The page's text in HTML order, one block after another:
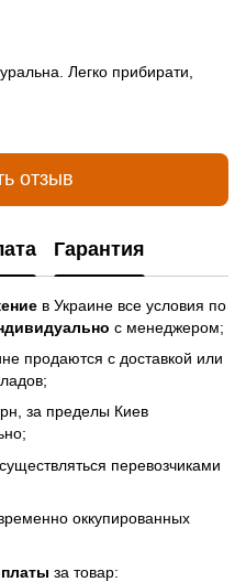
Легко прибирати,
отзыв
Гарантия
в Украине все условия по
с менеджером;
продаются с доставкой или
за пределы Киев
перевозчиками
оккупированных
за товар: